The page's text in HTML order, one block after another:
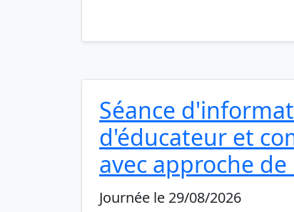
Séance
d'éducateur et
avec approche
Journée le 29/08/2026